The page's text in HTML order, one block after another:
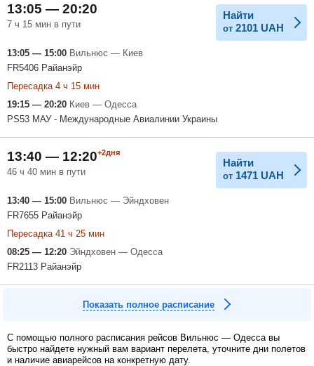
13:05 — 20:20
7 ч 15 мин в пути
Найти
от 2101 UAH
13:05 — 15:00 Вильнюс — Киев
FR5406 Райанэйр
Пересадка 4 ч 15 мин
19:15 — 20:20 Киев — Одесса
PS53 МАУ - Международные Авиалинии Украины
13:40 — 12:20+2дня
46 ч 40 мин в пути
Найти
от 1471 UAH
13:40 — 15:00 Вильнюс — Эйндховен
FR7655 Райанэйр
Пересадка 41 ч 25 мин
08:25 — 12:20 Эйндховен — Одесса
FR2113 Райанэйр
Показать полное расписание
С помощью полного расписания рейсов Вильнюс — Одесса вы
быстро найдете нужный вам вариант перелета, уточните дни полетов
и наличие авиарейсов на конкретную дату.